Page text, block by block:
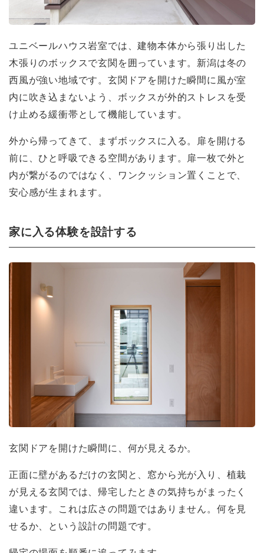
ユニベールハウス岩室では、建物本体から張り出した
木張りのボックスで玄関を囲っています。新潟は冬の
西風が強い地域です。玄関ドアを開けた瞬間に風が室
内に吹き込まないよう、ボックスが外的ストレスを受
け止める緩衝帯として機能しています。
外から帰ってきて、まずボックスに入る。扉を開ける
前に、ひと呼吸できる空間があります。扉一枚で外と
内が繋がるのではなく、ワンクッション置くことで、
安心感が生まれます。
家に入る体験を設計する
玄関ドアを開けた瞬間に、何が見えるか。
正面に壁があるだけの玄関と、窓から光が入り、植栽
が見える玄関では、帰宅したときの気持ちがまったく
違います。これは広さの問題ではありません。何を見
せるか、という設計の問題です。